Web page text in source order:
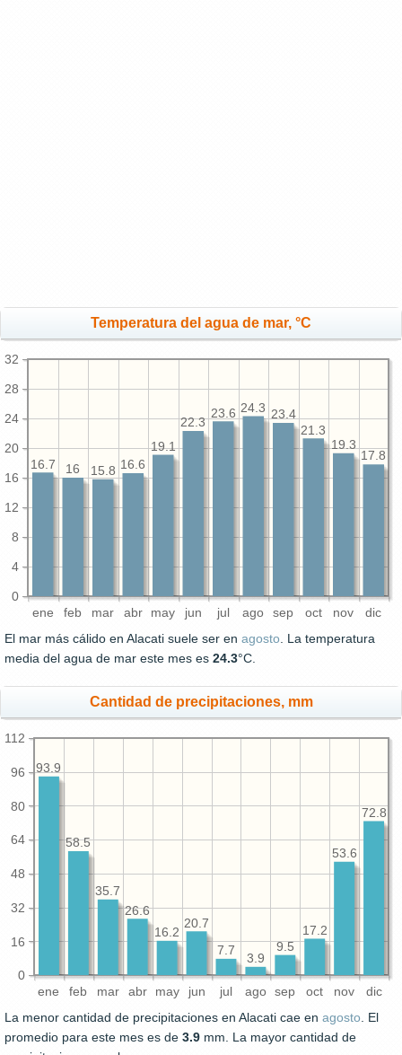
Temperatura del agua de mar, °C
ene feb mar abr may jun jul ago sep oct nov dic
0
4
8
12
16
20
24
28
32
17.8
19.3
21.3
23.4
24.3
23.6
22.3
19.1
16.6
15.8
16
16.7
El mar más cálido en Alacati suele ser en agosto. La temperatura
media del agua de mar este mes es 24.3°C.
Cantidad de precipitaciones, mm
ene feb mar abr may jun jul ago sep oct nov dic
0
16
32
48
64
80
96
112
72.8
53.6
17.2
9.5
3.9
7.7
20.7
16.2
26.6
35.7
58.5
93.9
La menor cantidad de precipitaciones en Alacati cae en agosto. El
promedio para este mes es de 3.9 mm. La mayor cantidad de